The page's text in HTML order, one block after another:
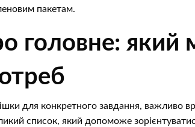
пакетам.
головне: який
для конкретного завдання, важливо
список, який допоможе